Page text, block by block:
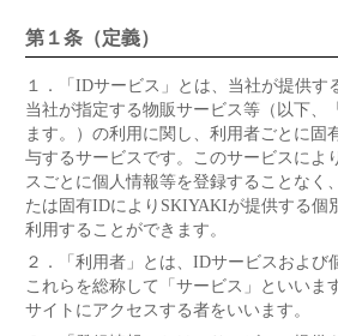
第１条（定義）
１．
「IDサービス」とは、当社が提供す
当社が指定する物販サービス等（以下、
ます。）の利用に関し、利用者ごとに固
与するサービスです。このサービスによ
スごとに個人情報等を登録することなく
たは固有IDによりSKIYAKIが提供する個
利用することができます。
２．
「利用者」とは、IDサービスおよび
これらを総称して「サービス」といいま
サイトにアクセスする者をいいます。